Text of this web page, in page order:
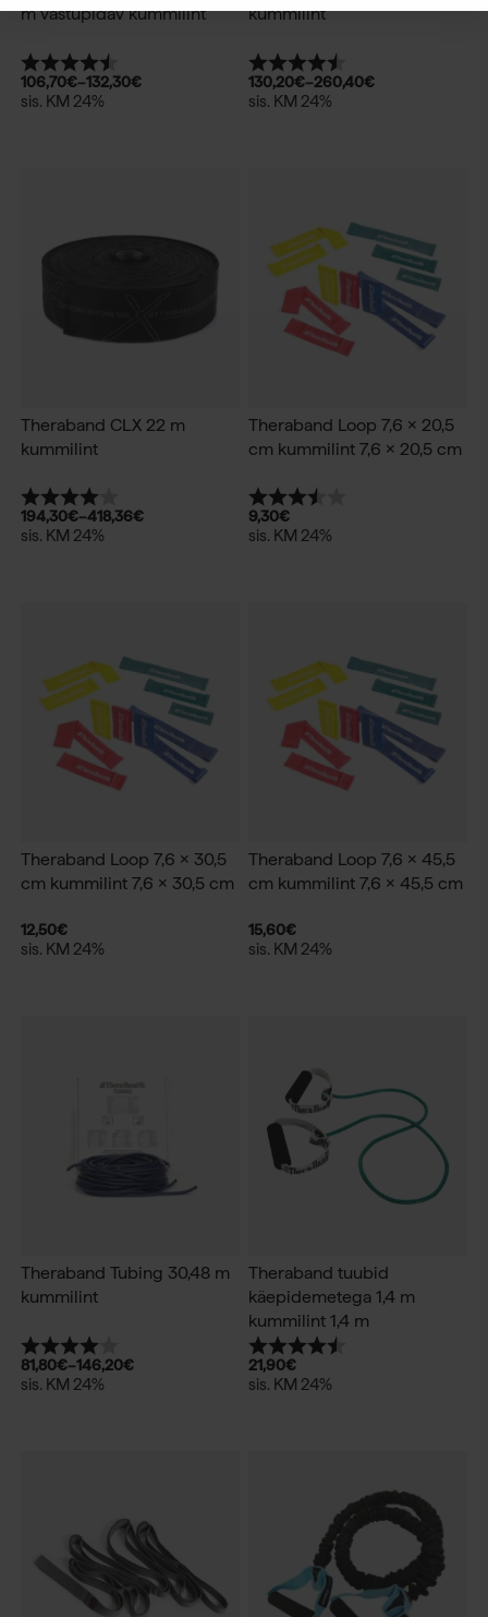
m vastupidav kummilint
Hinnang:
106,70€–132,30€
sis. KM 24%
kummilint
Hinnang:
130,20€–260,40€
sis. KM 24%
Theraband CLX 22 m
kummilint
Hinnang:
194,30€–418,36€
sis. KM 24%
Theraband Loop 7,6 x 20,5
cm kummilint 7,6 x 20,5 cm
Hinnang:
9,30€
sis. KM 24%
Theraband Loop 7,6 x 30,5
cm kummilint 7,6 x 30,5 cm
12,50€
sis. KM 24%
Theraband Loop 7,6 x 45,5
cm kummilint 7,6 x 45,5 cm
15,60€
sis. KM 24%
Theraband Tubing 30,48 m
kummilint
Hinnang:
81,80€–146,20€
sis. KM 24%
Theraband tuubid
käepidemetega 1,4 m
kummilint 1,4 m
Hinnang:
21,90€
sis. KM 24%